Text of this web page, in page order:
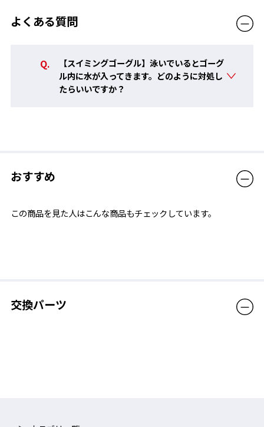
よくある質問
【スイミングゴーグル】泳いでいるとゴーグ
ル内に水が入ってきます。どのように対処し
たらいいですか？
おすすめ
この商品を見た人はこんな商品もチェックしています。
交換パーツ